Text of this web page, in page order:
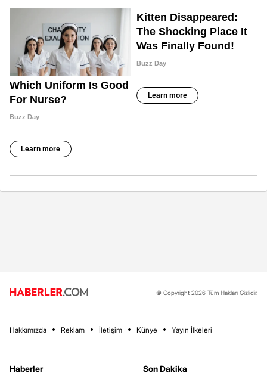
© Copyright 2026 Tüm Hakları Gizlidir.
Hakkımızda Reklam İletişim Künye Yayın İlkeleri
Haberler
Son Dakika